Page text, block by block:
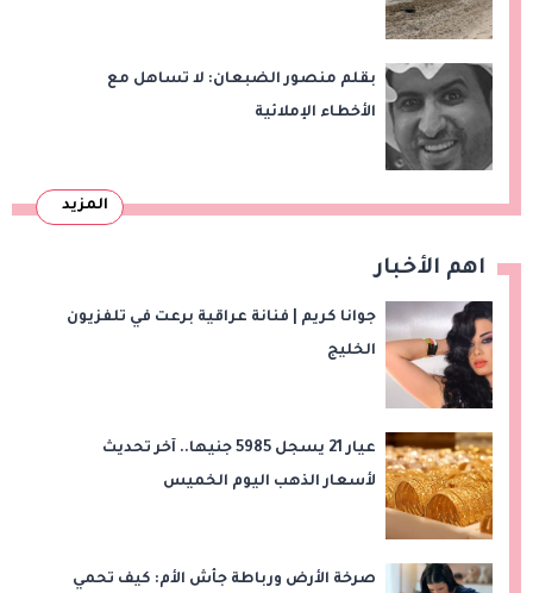
بقلم منصور الضبعان: لا تساهل مع
الأخطاء الإملائية
المزيد
اهم الأخبار
جوانا كريم | فنانة عراقية برعت في تلفزيون
الخليج
عيار 21 يسجل 5985 جنيها.. آخر تحديث
لأسعار الذهب اليوم الخميس
صرخة الأرض ورباطة جأش الأم: كيف تحمي